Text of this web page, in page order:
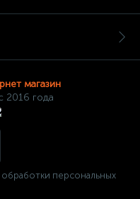
магазин
2016 года
персональных